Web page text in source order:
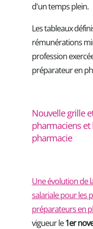
d'un temps plein.
Les tableaux
rémunérations
profession
préparateur en
Nouvelle grille
pharmaciens et
pharmacie
Une évolution de
salariale pour les
préparateurs en
vigueur le1er